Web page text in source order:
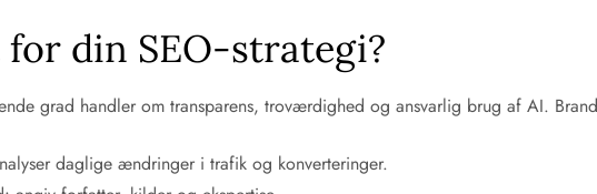
din SEO-strategi?
grad handler om transparens, troværdighed og ansvarlig brug af AI.
daglige ændringer i trafik og konverteringer.